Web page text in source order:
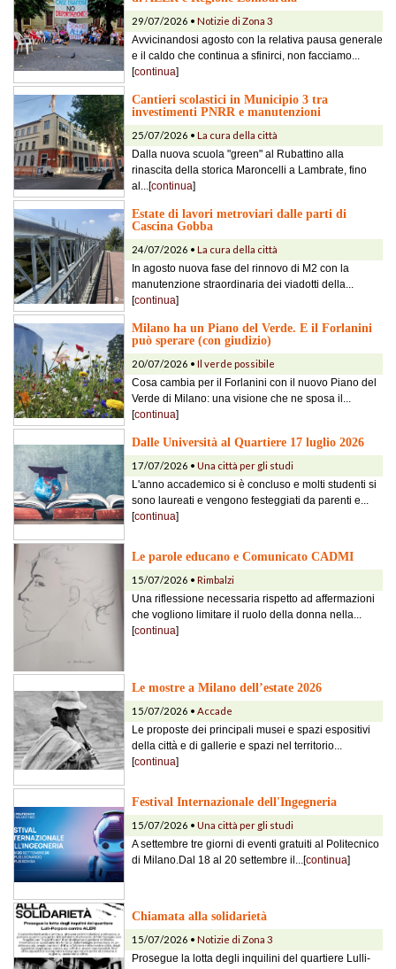
29/07/2026 • Notizie di Zona 3
Avvicinandosi agosto con la relativa pausa generale
e il caldo che continua a sfinirci, non facciamo...
[continua]
Cantieri scolastici in Municipio 3 tra
investimenti PNRR e manutenzioni
25/07/2026 • La cura della città
Dalla nuova scuola "green" al Rubattino alla
rinascita della storica Maroncelli a Lambrate, fino
al...[continua]
Estate di lavori metroviari dalle parti di
Cascina Gobba
24/07/2026 • La cura della città
In agosto nuova fase del rinnovo di M2 con la
manutenzione straordinaria dei viadotti della...
[continua]
Milano ha un Piano del Verde. E il Forlanini
può sperare (con giudizio)
20/07/2026 • Il verde possibile
Cosa cambia per il Forlanini con il nuovo Piano del
Verde di Milano: una visione che ne sposa il...
[continua]
Dalle Università al Quartiere 17 luglio 2026
17/07/2026 • Una città per gli studi
L'anno accademico si è concluso e molti studenti si
sono laureati e vengono festeggiati da parenti e...
[continua]
Le parole educano e Comunicato CADMI
15/07/2026 • Rimbalzi
Una riflessione necessaria rispetto ad affermazioni
che vogliono limitare il ruolo della donna nella...
[continua]
Le mostre a Milano dell’estate 2026
15/07/2026 • Accade
Le proposte dei principali musei e spazi espositivi
della città e di gallerie e spazi nel territorio...
[continua]
Festival Internazionale dell'Ingegneria
15/07/2026 • Una città per gli studi
A settembre tre giorni di eventi gratuiti al Politecnico
di Milano.Dal 18 al 20 settembre il...[continua]
Chiamata alla solidarietà
15/07/2026 • Notizie di Zona 3
Prosegue la lotta degli inquilini del quartiere Lulli-